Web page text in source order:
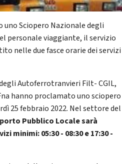
uno Sciopero Nazionale degli
personale viaggiante, il servizio
nelle due fasce orarie dei servizi
Autoferrotranvieri Filt- CGIL,
hanno proclamato uno sciopero
25 febbraio 2022. Nel settore del
Pubblico Locale sarà
minimi: 05:30 - 08:30 e 17:30 -